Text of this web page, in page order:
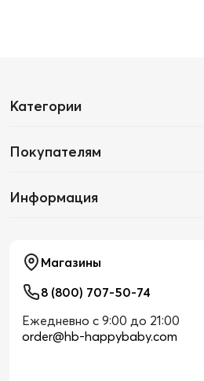
Категории
Покупателям
Информация
Магазины
8 (800) 707-50-74
Ежедневно с 9:00 до 21:00
order@hb-happybaby.com